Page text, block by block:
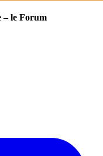
– le Forum